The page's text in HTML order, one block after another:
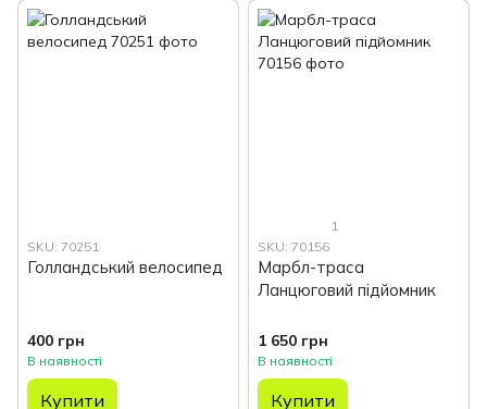
SKU: 70251
Голландський велосипед
400 грн
В наявності
Купити
1
SKU: 70156
Марбл-траса
Ланцюговий підйомник
1 650 грн
В наявності
Купити